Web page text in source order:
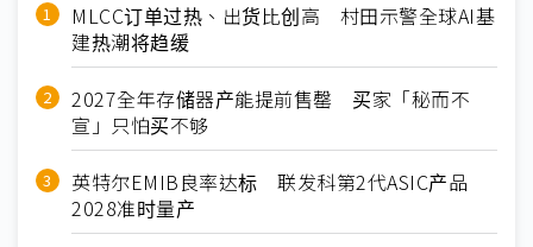
MLCC订单过热、出货比创高 村田示警全球AI基
建热潮将趋缓
2027全年存储器产能提前售罄 买家「秘而不
宣」只怕买不够
英特尔EMIB良率达标 联发科第2代ASIC产品
2028准时量产